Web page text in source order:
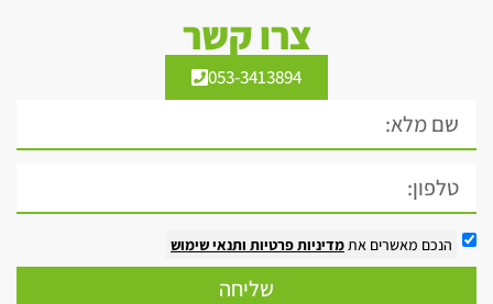
צרו קשר
053-3413894
הנכם מאשרים אתמדיניות פרטיות ותנאי שימוש
שליחה